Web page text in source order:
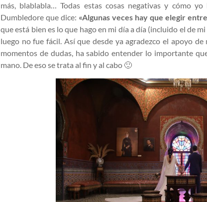
más, blablabla… Todas estas cosas negativas y cómo
Dumbledore que dice: «Algunas veces hay que elegir
que está bien es lo que hago en mi día a día (incluido el de
luego no fue fácil. Así que desde ya agradezco el apoyo
momentos de dudas, ha sabido entender lo importante
mano. De eso se trata al fin y al cabo 🙂